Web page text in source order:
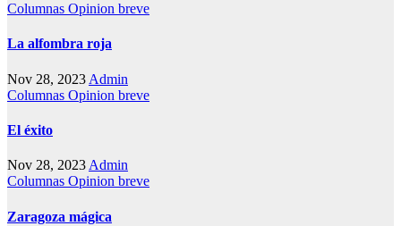
Columnas Opinion breve
La alfombra roja
Nov 28, 2023 Admin
Columnas Opinion breve
El éxito
Nov 28, 2023 Admin
Columnas Opinion breve
Zaragoza mágica